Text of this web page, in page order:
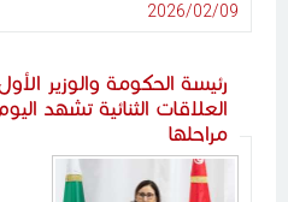
2026/02/09
رئيسة الحكومة والوزير
العلاقات الثنائية تشهد
مراحلها